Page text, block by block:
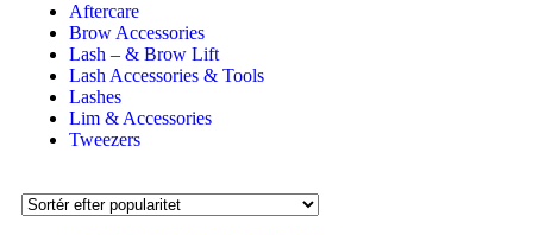
Aftercare
Brow Accessories
Lash – & Brow Lift
Lash Accessories & Tools
Lashes
Lim & Accessories
Tweezers